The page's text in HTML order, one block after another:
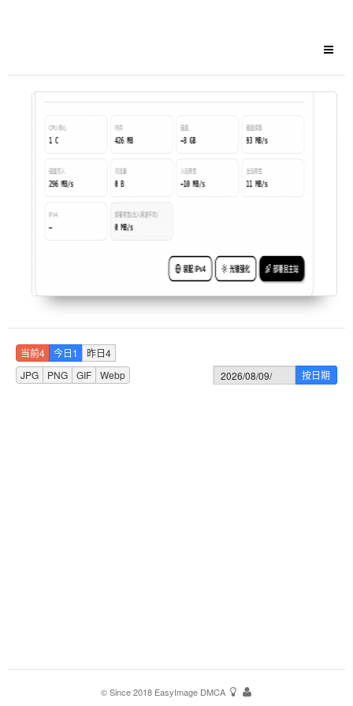
当前4 今日1
昨日4
JPG
PNG GIF Webp 按日期
© Since 2018 EasyImage DMCA